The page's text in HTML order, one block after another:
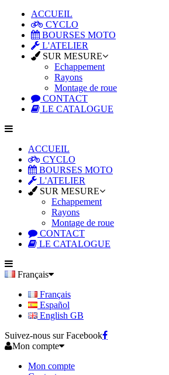
ACCUEIL
CYCLO
BOURSES MOTO
L'ATELIER
SUR MESURE
Echappement
Rayons
Montage de roue
CONTACT
LE CATALOGUE
ACCUEIL
CYCLO
BOURSES MOTO
L'ATELIER
SUR MESURE
Echappement
Rayons
Montage de roue
CONTACT
LE CATALOGUE
Français
Français
Español
English GB
Suivez-nous sur Facebook
Mon compte
Mon compte